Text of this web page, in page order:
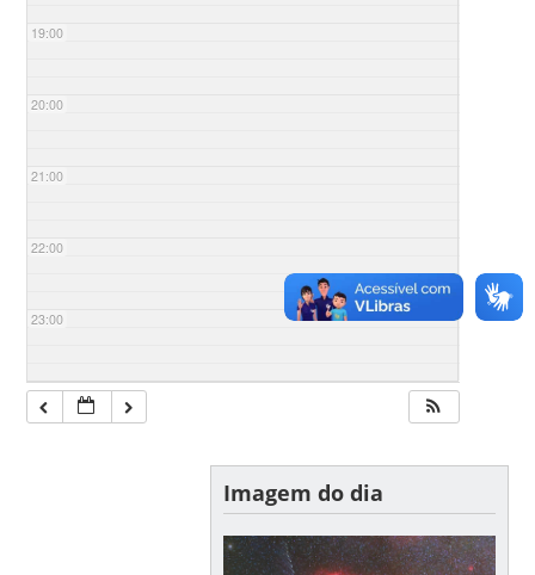
19:00
20:00
21:00
22:00
23:00
Imagem do dia